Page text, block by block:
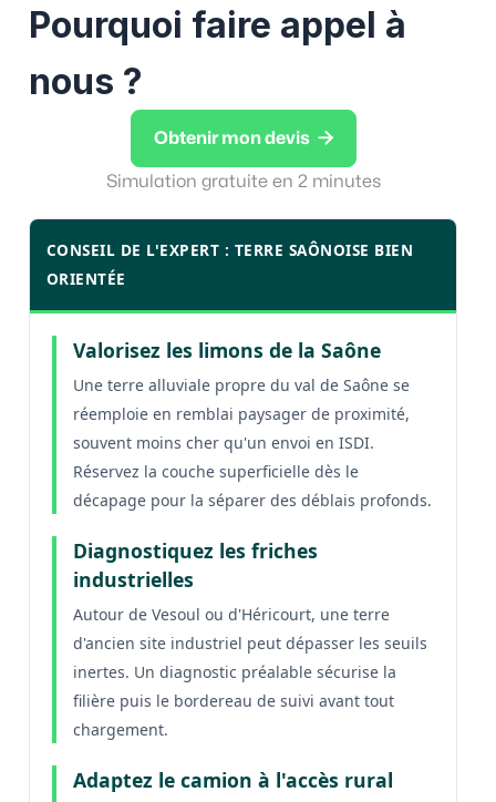
Pourquoi faire appel à
nous ?
Obtenir mon devis 
Simulation gratuite en 2 minutes
CONSEIL DE L'EXPERT : TERRE SAÔNOISE BIEN
ORIENTÉE
Valorisez les limons de la Saône
Une terre alluviale propre du val de Saône se
réemploie en remblai paysager de proximité,
souvent moins cher qu'un envoi en ISDI.
Réservez la couche superficielle dès le
décapage pour la séparer des déblais profonds.
Diagnostiquez les friches
industrielles
Autour de Vesoul ou d'Héricourt, une terre
d'ancien site industriel peut dépasser les seuils
inertes. Un diagnostic préalable sécurise la
filière puis le bordereau de suivi avant tout
chargement.
Adaptez le camion à l'accès rural